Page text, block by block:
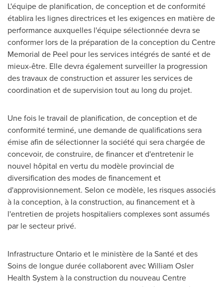
L'équipe de planification, de conception et de conformité
établira les lignes directrices et les exigences en matière de
performance auxquelles l'équipe sélectionnée devra se
conformer lors de la préparation de la conception du Centre
Memorial de Peel pour les services intégrés de santé et de
mieux-être. Elle devra également surveiller la progression
des travaux de construction et assurer les services de
coordination et de supervision tout au long du projet.
Une fois le travail de planification, de conception et de
conformité terminé, une demande de qualifications sera
émise afin de sélectionner la société qui sera chargée de
concevoir, de construire, de financer et d'entretenir le
nouvel hôpital en vertu du modèle provincial de
diversification des modes de financement et
d'approvisionnement. Selon ce modèle, les risques associés
à la conception, à la construction, au financement et à
l'entretien de projets hospitaliers complexes sont assumés
par le secteur privé.
Infrastructure Ontario et le ministère de la Santé et des
Soins de longue durée collaborent avecWilliam Osler
Health System à la construction du nouveau Centre